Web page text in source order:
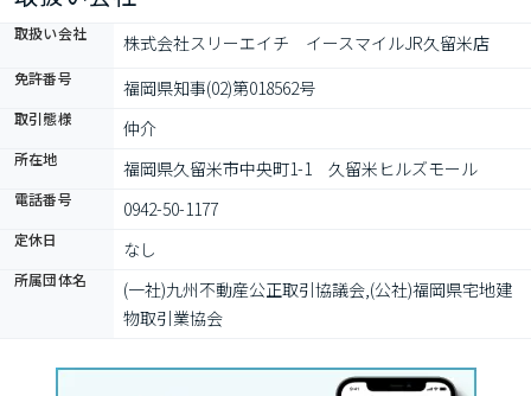
取扱い会社 株式会社スリーエイチ　イースマイルJR久留米店
免許番号 福岡県知事(02)第018562号
取引態様 仲介
所在地 福岡県久留米市中央町1-1　久留米ヒルズモール
電話番号 0942-50-1177
定休日 なし
所属団体名
(一社)九州不動産公正取引協議会,(公社)福岡県宅地建
物取引業協会